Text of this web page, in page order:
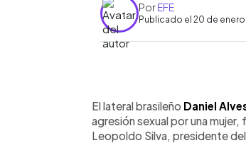
PorEFE
Publicado el 20 de
► Escuchar artículo
El lateral brasileño Daniel
agresión sexual por una
Leopoldo Silva, presidente del